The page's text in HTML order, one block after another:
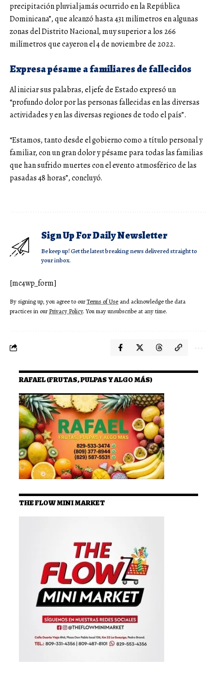
precipitación pluvial jamás ocurrido en la República
Dominicana”, que alcanzó hasta 431 milímetros en algunas
zonas del Distrito Nacional, muy superior a los 266
milímetros que cayeron el 4 de noviembre de 2022.
Expresa pésame a familiares de fallecidos
Al iniciar sus palabras, el jefe de Estado expresó un
“profundo dolor por las personas fallecidas en las diversas
actividades y en las diversas regiones de todo el país”.
“Estamos, tanto desde el gobierno como a título personal y
familiar, con un gran dolor y pésame para todas las familias
que han sufrido muertes con el evento atmosférico de las
pasadas 48 horas”, concluyó.
Sign Up For Daily Newsletter
Be keep up! Get the latest breaking news delivered straight to
your inbox.
[mc4wp_form]
By signing up, you agree to ourTerms of Use and acknowledge the data
practices in ourPrivacy Policy. You may unsubscribe at any time.
RAFAEL (FRUTAS, PULPAS Y ALGO MÁS)
THE FLOW MINI MARKET